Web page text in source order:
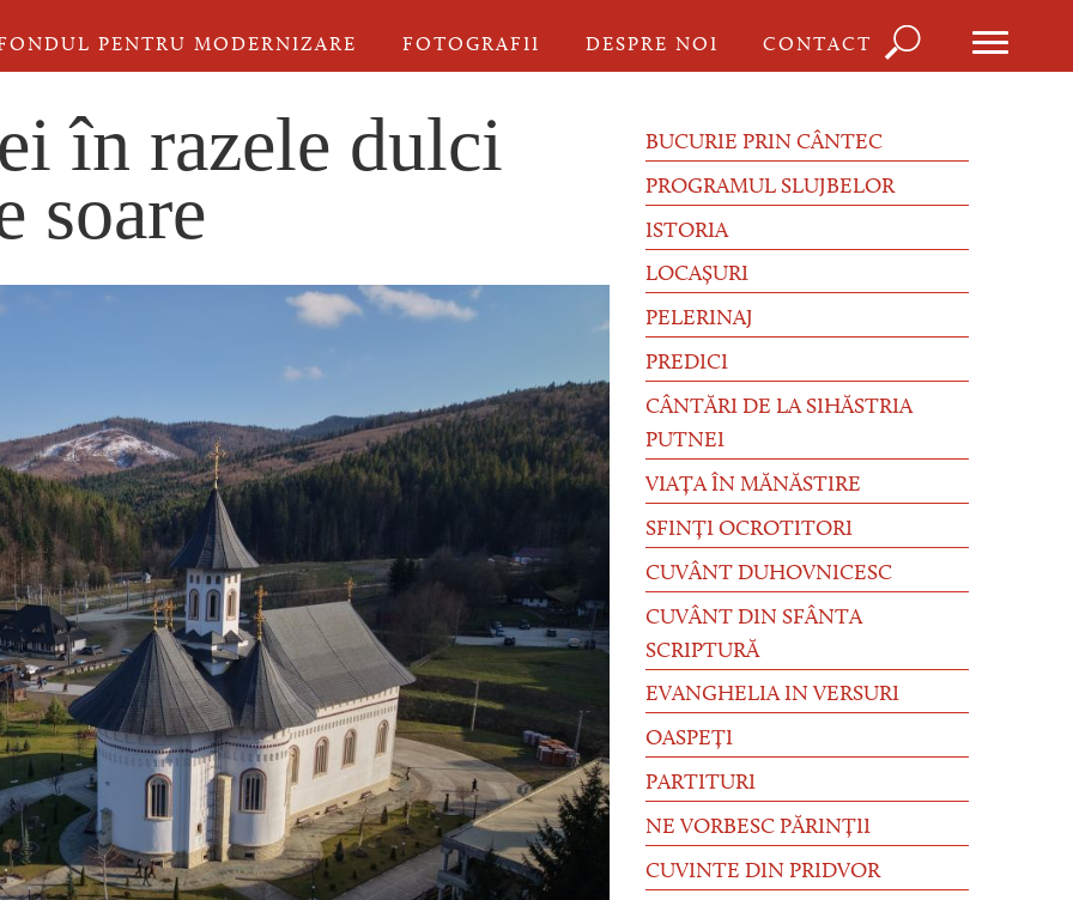
PENTRU MODERNIZARE FOTOGRAFII DESPRE NOI CONTACT
în razele dulci
soare
BUCURIE PRIN CÂNTEC
PROGRAMUL SLUJBELOR
ISTORIA
LOCAȘURI
PELERINAJ
PREDICI
CÂNTĂRI DE LA SIHĂSTRIA
PUTNEI
VIAȚA ÎN MĂNĂSTIRE
SFINȚI OCROTITORI
CUVÂNT DUHOVNICESC
CUVÂNT DIN SFÂNTA
SCRIPTURĂ
EVANGHELIA IN VERSURI
OASPEȚI
PARTITURI
NE VORBESC PĂRINȚII
CUVINTE DIN PRIDVOR